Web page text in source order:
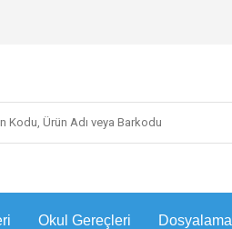
Okul Gereçleri Dosyalama